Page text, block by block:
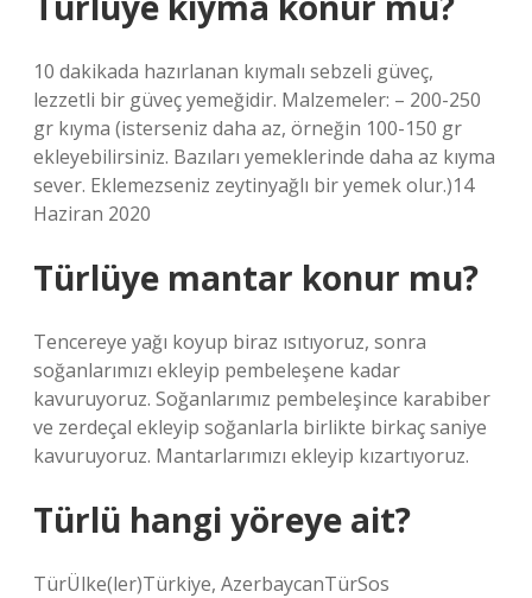
10 dakikada hazırlanan kıymalı sebzeli güveç,
lezzetli bir güveç yemeğidir. Malzemeler: – 200-250
gr kıyma (isterseniz daha az, örneğin 100-150 gr
ekleyebilirsiniz. Bazıları yemeklerinde daha az kıyma
sever. Eklemezseniz zeytinyağlı bir yemek olur.)14
Haziran 2020
Türlüye mantar konur mu?
Tencereye yağı koyup biraz ısıtıyoruz, sonra
soğanlarımızı ekleyip pembeleşene kadar
kavuruyoruz. Soğanlarımız pembeleşince karabiber
ve zerdeçal ekleyip soğanlarla birlikte birkaç saniye
kavuruyoruz. Mantarlarımızı ekleyip kızartıyoruz.
Türlü hangi yöreye ait?
TürÜlke(ler)Türkiye, AzerbaycanTürSos